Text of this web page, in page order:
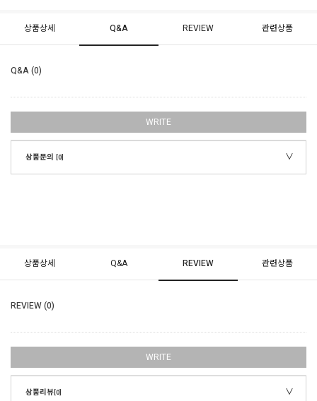
상품상세 Q&A REVIEW 관련상품
Q&A (0)
WRITE
상품문의 [0]
상품상세 Q&A REVIEW 관련상품
REVIEW (0)
WRITE
상품리뷰[0]